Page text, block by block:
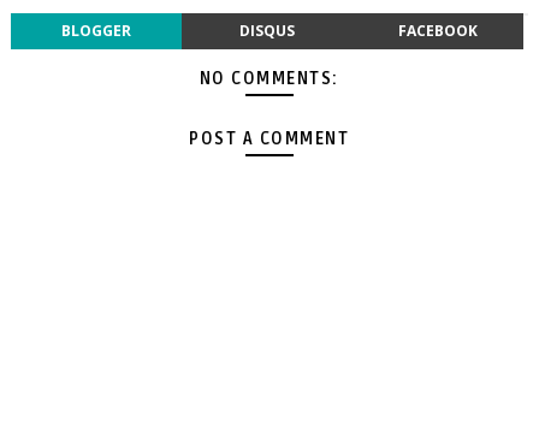
BLOGGER DISQUS FACEBOOK
NO COMMENTS:
POST A COMMENT